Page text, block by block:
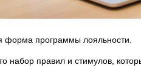
форма программы лояльности.
правил и стимулов,